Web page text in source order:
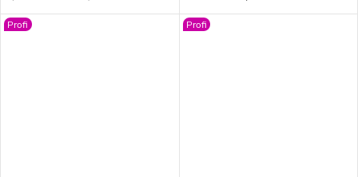
paletové vidly s kovanými
hrotmi, navrhnuté pre náročné
spracovanie pre bezpečnú a
rýchlu manipuláciu v každom
Profi Profi